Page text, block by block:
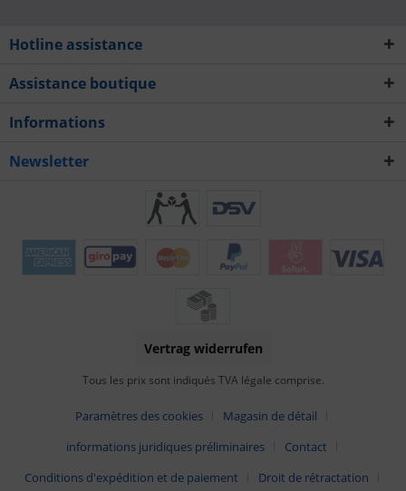
Hotline assistance
Assistance boutique
Informations
Newsletter
Vertrag widerrufen
Tous les prix sont indiqués TVA légale comprise.
Paramètres des cookies
Magasin de détail
informations juridiques préliminaires
Contact
Conditions d'expédition et de paiement
Droit de rétractation